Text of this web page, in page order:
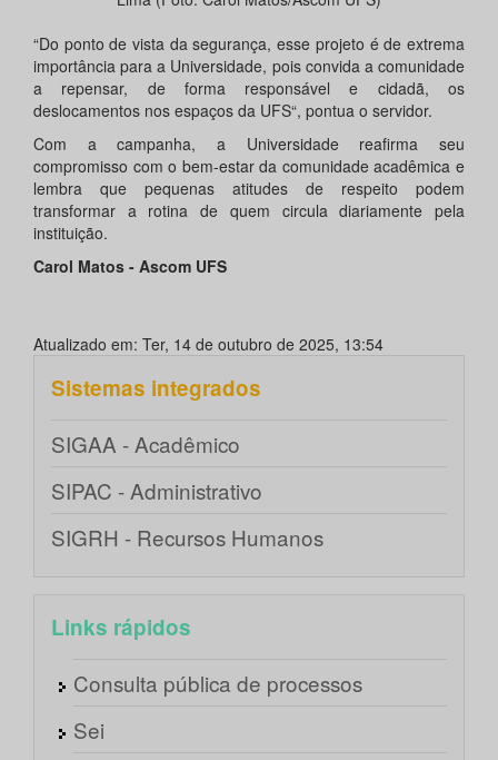
“Do ponto de vista da segurança, esse projeto é de extrema
importância para a Universidade, pois convida a comunidade
a repensar, de forma responsável e cidadã, os
deslocamentos nos espaços da UFS“, pontua o servidor.
Com a campanha, a Universidade reafirma seu
compromisso com o bem-estar da comunidade acadêmica e
lembra que pequenas atitudes de respeito podem
transformar a rotina de quem circula diariamente pela
instituição.
Carol Matos - Ascom UFS
Atualizado em: Ter, 14 de outubro de 2025, 13:54
Sistemas integrados
SIGAA - Acadêmico
SIPAC - Administrativo
SIGRH - Recursos Humanos
Links rápidos
Consulta pública de processos
Sei